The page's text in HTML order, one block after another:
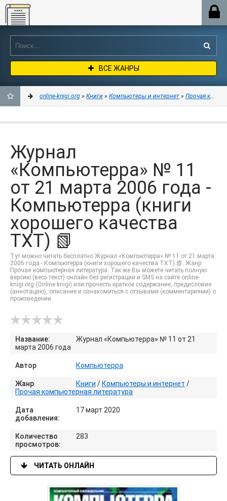
Online-knigi.org
ВСЕ ЖАНРЫ
ЗАКЛАДКИ
online-knigi.org » Книги » Компьютеры и интернет » Прочая
Журнал
«Компьютерра» № 11
от 21 марта 2006 года -
Компьютерра (книги
хорошего качества
TXT) 📗
Тут можно читать бесплатно Журнал «Компьютерра» № 11 от 21 марта
2006 года - Компьютерра (книги хорошего качества TXT) 📗. Жанр:
Прочая компьютерная литература. Так же Вы можете читать полную
версию (весь текст) онлайн без регистрации и SMS на сайте online-
knigi.org (Online knigi) или прочесть краткое содержание, предисловие
(аннотацию), описание и ознакомиться с отзывами (комментариями) о
произведении.
Название:
Журнал «Компьютерра» № 11 от 21
марта 2006 года
Автор Компьютерра
Жанр Книги / Компьютеры и интернет /
Прочая компьютерная литература
Дата
добавления:
17 март 2020
Количество
просмотров:
283
ЧИТАТЬ ОНЛАЙН